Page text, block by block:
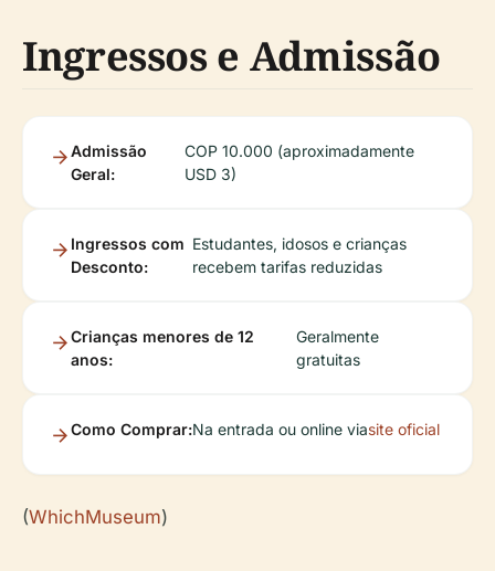
Ingressos e Admissão
Admissão
Geral:
COP 10.000 (aproximadamente
USD 3)
Ingressos com
Desconto:
Estudantes, idosos e crianças
recebem tarifas reduzidas
Crianças menores de 12
anos:
Geralmente
gratuitas
Como Comprar:Na entrada ou online viasite oficial
(WhichMuseum)